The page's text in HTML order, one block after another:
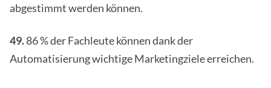
abgestimmt werden können.
49.86 % der Fachleute können dank der
Automatisierung wichtige Marketingziele erreichen.